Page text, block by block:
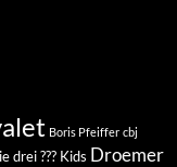
Boris Pfeiffer cbj
drei ??? Kids Droemer